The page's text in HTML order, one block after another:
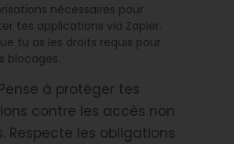
nécessaires pour
tes applications via Zapier.
tu as les droits requis pour
blocages.
à protéger tes
contre les accès non
Respecte les obligations